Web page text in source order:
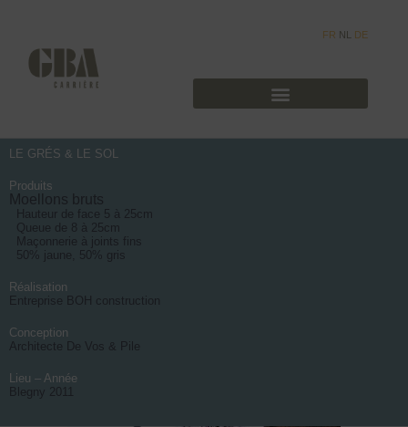
FR NL DE
LE GRÉS & LE SOL
Produits
Moellons bruts
Hauteur de face 5 à 25cm
Queue de 8 à 25cm
Maçonnerie à joints fins
50% jaune, 50% gris
Réalisation
Entreprise BOH construction
Conception
Architecte De Vos & Pile
Lieu – Année
Blegny 2011